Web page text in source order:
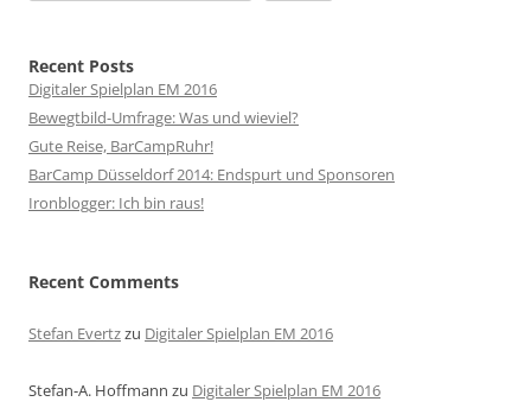
Recent Posts
Digitaler Spielplan EM 2016
Bewegtbild-Umfrage: Was und wieviel?
Gute Reise, BarCampRuhr!
BarCamp Düsseldorf 2014: Endspurt und Sponsoren
Ironblogger: Ich bin raus!
Recent Comments
Stefan Evertzzu Digitaler Spielplan EM 2016
Stefan-A. Hoffmann zu Digitaler Spielplan EM 2016